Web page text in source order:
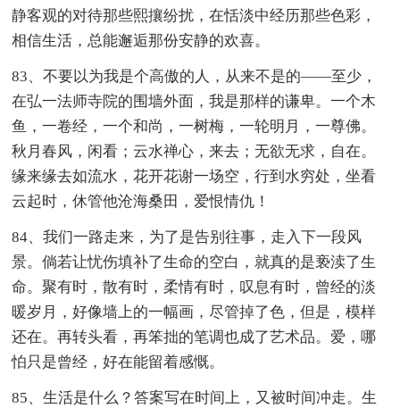
静客观的对待那些熙攘纷扰，在恬淡中经历那些色彩，
相信生活，总能邂逅那份安静的欢喜。
83、不要以为我是个高傲的人，从来不是的——至少，
在弘一法师寺院的围墙外面，我是那样的谦卑。一个木
鱼，一卷经，一个和尚，一树梅，一轮明月，一尊佛。
秋月春风，闲看；云水禅心，来去；无欲无求，自在。
缘来缘去如流水，花开花谢一场空，行到水穷处，坐看
云起时，休管他沧海桑田，爱恨情仇！
84、我们一路走来，为了是告别往事，走入下一段风
景。倘若让忧伤填补了生命的空白，就真的是亵渎了生
命。聚有时，散有时，柔情有时，叹息有时，曾经的淡
暖岁月，好像墙上的一幅画，尽管掉了色，但是，模样
还在。再转头看，再笨拙的笔调也成了艺术品。爱，哪
怕只是曾经，好在能留着感慨。
85、生活是什么？答案写在时间上，又被时间冲走。生